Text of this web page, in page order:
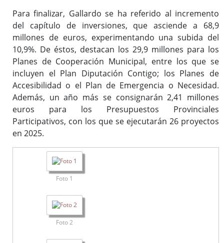
Para finalizar, Gallardo se ha referido al incremento
del capítulo de inversiones, que asciende a 68,9
millones de euros, experimentando una subida del
10,9%. De éstos, destacan los 29,9 millones para los
Planes de Cooperación Municipal, entre los que se
incluyen el Plan Diputación Contigo; los Planes de
Accesibilidad o el Plan de Emergencia o Necesidad.
Además, un año más se consignarán 2,41 millones
euros para los Presupuestos Provinciales
Participativos, con los que se ejecutarán 26 proyectos
en 2025.
Foto 1
Foto 2